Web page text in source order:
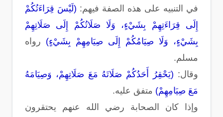
في التنبيه على هذه الصفة فيهم: (لَيْسَ قِرَاءَتُكُمْ
إِلَى قِرَاءَتِهِمْ بِشَيْءٍ، وَلَا صَلَاتُكُمْ إِلَى صَلَاتِهِمْ
بِشَيْءٍ، وَلَا صِيَامُكُمْ إِلَى صِيَامِهِمْ بِشَيْءٍ) رواه
مسلم.
وقال: (يَحْقِرُ أَحَدُكُمْ صَلَاتَهُ مَعَ صَلَاتِهِمْ، وَصِيَامَهُ
مَعَ صِيَامِهِمْ) متفق عليه.
وإذا كان الصحابة رضي الله عنهم يحتقرون